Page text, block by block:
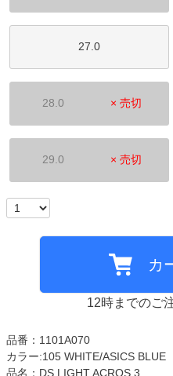
27.0
28.0 × 売切
29.0 × 売切
カ
12時までのご
品番：1101A070
カラー:105 WHITE/ASICS BLUE
品名：DS LIGHT ACROS 3